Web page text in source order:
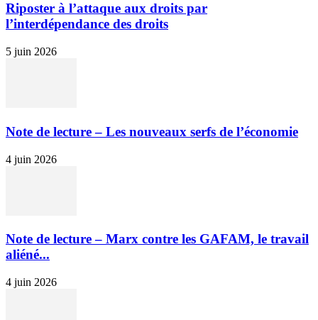
Riposter à l’attaque aux droits par
l’interdépendance des droits
5 juin 2026
Note de lecture – Les nouveaux serfs de l’économie
4 juin 2026
Note de lecture – Marx contre les GAFAM, le travail
aliéné...
4 juin 2026